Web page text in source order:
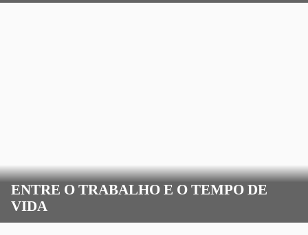
ENTRE O TRABALHO E O TEMPO DE
VIDA